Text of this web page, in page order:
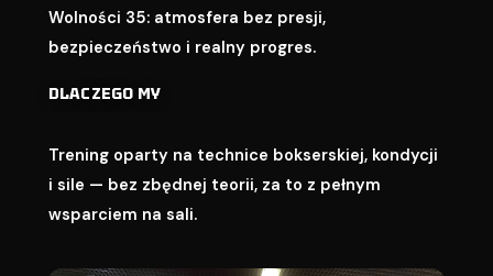
Wolności 35: atmosfera bez presji,
bezpieczeństwo i realny progres.
DLACZEGO MY
Trening oparty na technice bokserskiej, kondycji
i sile — bez zbędnej teorii, za to z pełnym
wsparciem na sali.